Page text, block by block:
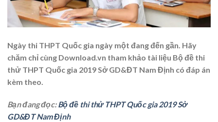
Ngày thi THPT Quốc gia ngày một đang đến gần. Hãy
chăm chỉ cùng Download.vn tham khảo tài liệu Bộ đề thi
thử THPT Quốc gia 2019 Sở GD&ĐT Nam Định có đáp án
kèm theo.
Bạn đang đọc:Bộ đề thi thử THPT Quốc gia 2019 Sở
GD&ĐT Nam Định